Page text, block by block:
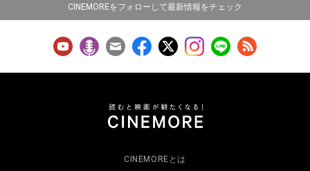
CINEMOREをフォローして最新情報をチェック
CINEMOREとは